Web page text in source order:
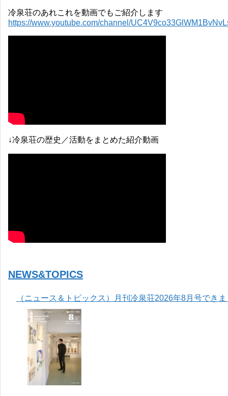
冷泉荘のあれこれを動画でもご紹介します
https://www.youtube.com/channel/
↓冷泉荘の歴史／活動をまとめた紹介動画
NEWS&TOPICS
（ニュース＆トピックス）月刊冷泉荘2026年8月号でき